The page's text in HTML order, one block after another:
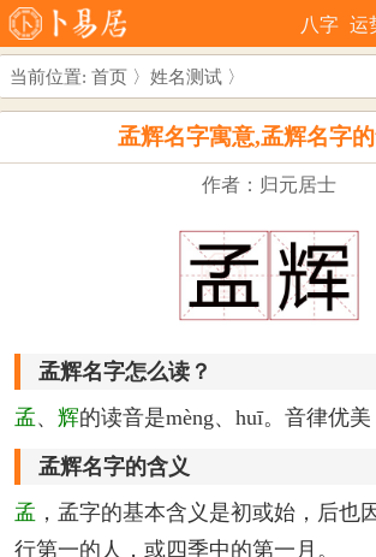
八字 运
当前位置: 首页 〉 姓名测试 〉
孟辉名字寓意,孟辉名字
作者：归元居士
孟辉名字怎么读？
孟、 辉的读音是mèng、huī。音律优美
孟辉名字的含义
孟 ，孟字的基本含义是初或始，后也
行第一的人，或四季中的第一月。